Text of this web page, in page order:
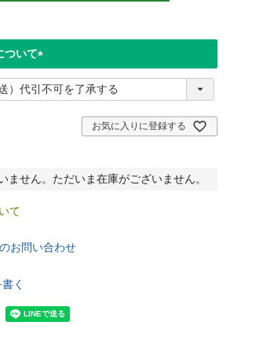
ついて
必
お気に入りに登録する
ません。ただいま在庫がございません。
て
お問い合わせ
く